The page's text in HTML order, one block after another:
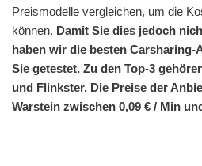
Preismodelle vergleichen, um die
können. Damit Sie dies jedoch
haben wir die besten Carsharing-
Sie getestet. Zu den Top-3
und Flinkster. Die Preise der
Warstein zwischen 0,09 € / Min